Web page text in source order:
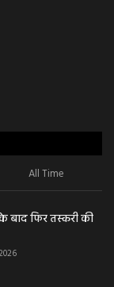
All Time
बाद फिर तस्करी की